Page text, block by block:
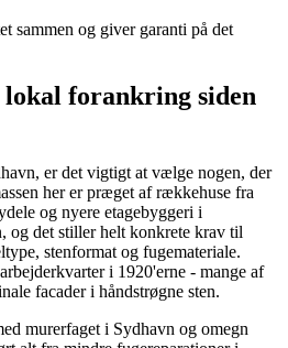
sammen og giver garanti på det
forankring siden
er det vigtigt at vælge nogen, der
her er præget af rækkehuse fra
og nyere etagebyggeri i
og det stiller helt konkrete krav til
stenformat og fugemateriale.
i 1920'erne - mange af
facader i håndstrøgne sten.
murerfaget i Sydhavn og omegn